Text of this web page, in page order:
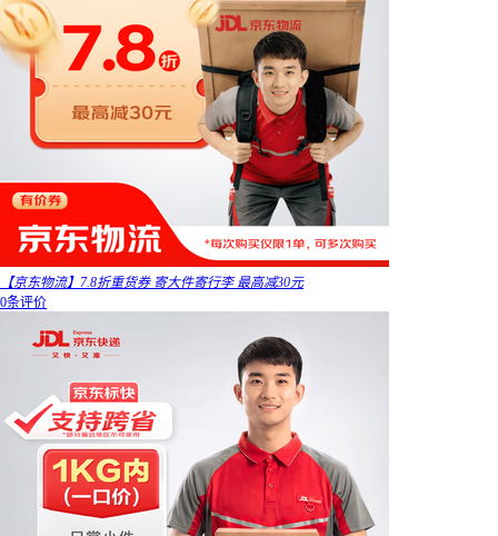
【京东物流】7.8折重货券 寄大件寄行李 最高减30元
0条评价